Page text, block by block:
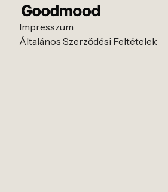
Impresszum
Általános Szerződési Feltételek